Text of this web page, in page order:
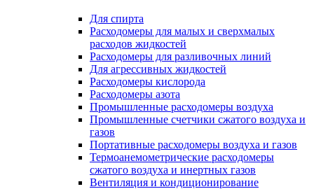
Для спирта
Расходомеры для малых и сверхмалых
расходов жидкостей
Расходомеры для разливочных линий
Для агрессивных жидкостей
Расходомеры кислорода
Расходомеры азота
Промышленные расходомеры воздуха
Промышленные счетчики сжатого воздуха и
газов
Портативные расходомеры воздуха и газов
Термоанемометрические расходомеры
сжатого воздуха и инертных газов
Вентиляция и кондиционирование